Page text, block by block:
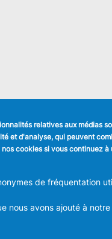
relatives aux médias
et d'analyse, qui peuvent
cookies si vous continuez à
de fréquentation
nous avons ajouté à